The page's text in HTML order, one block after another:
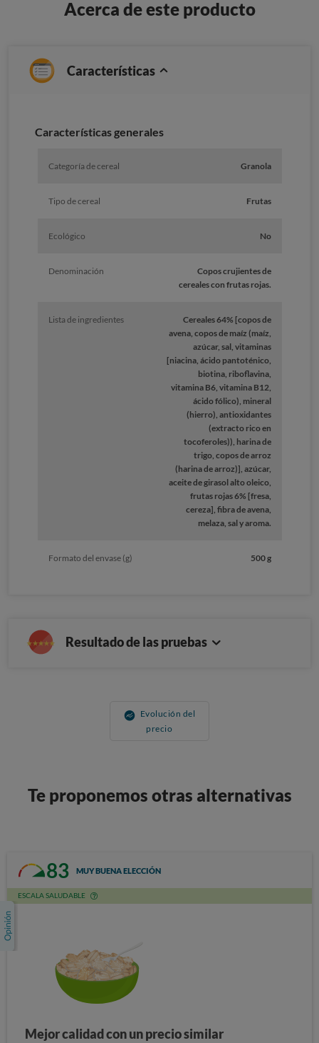
Acerca de este producto
Características
Características generales
Categoría de cereal Granola
Tipo de cereal Frutas
Ecológico No
Denominación
Copos crujientes de
cereales con frutas rojas.
Lista de ingredientes
Cereales 64% [copos de
avena, copos de maíz (maíz,
azúcar, sal, vitaminas
[niacina, ácido pantoténico,
biotina, riboflavina,
vitamina B6, vitamina B12,
ácido fólico), mineral
(hierro), antioxidantes
(extracto rico en
tocoferoles)), harina de
trigo, copos de arroz
(harina de arroz)], azúcar,
aceite de girasol alto oleico,
frutas rojas 6% [fresa,
cereza], fibra de avena,
melaza, sal y aroma.
Formato del envase (g) 500 g
Resultado de las pruebas
Evolución del
precio
Te proponemos otras alternativas
83 MUY BUENA ELECCIÓN
ESCALA SALUDABLE
Mejor calidad con un precio similar